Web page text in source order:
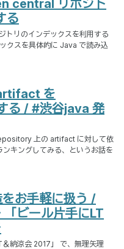
central リポジト
る
トリのインデックスを利用する
クスを具体的に Java で読み込
を
る / #渋谷java 発
上の artifact に対して依
キングしてみる、というお話を
お手軽に扱う /
ビール片手にLT
納涼会 2017」 で、無理矢理